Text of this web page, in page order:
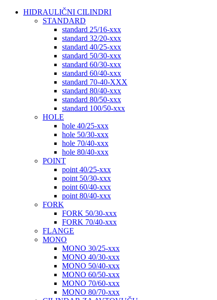
HIDRAULIČNI CILINDRI
STANDARD
standard 25/16-xxx
standard 32/20-xxx
standard 40/25-xxx
standard 50/30-xxx
standard 60/30-xxx
standard 60/40-xxx
standard 70-40-XXX
standard 80/40-xxx
standard 80/50-xxx
standard 100/50-xxx
HOLE
hole 40/25-xxx
hole 50/30-xxx
hole 70/40-xxx
hole 80/40-xxx
POINT
point 40/25-xxx
point 50/30-xxx
point 60/40-xxx
point 80/40-xxx
FORK
FORK 50/30-xxx
FORK 70/40-xxx
FLANGE
MONO
MONO 30/25-xxx
MONO 40/30-xxx
MONO 50/40-xxx
MONO 60/50-xxx
MONO 70/60-xxx
MONO 80/70-xxx